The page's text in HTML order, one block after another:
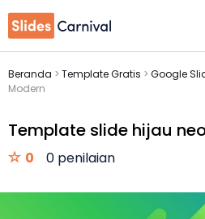
Beranda > Template Gratis > Google
Modern
Template slide hijau
0 0 penilaian